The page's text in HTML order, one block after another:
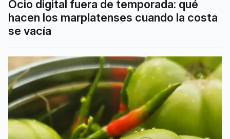
Ocio digital fuera de temporada: qué
hacen los marplatenses cuando la costa
se vacía